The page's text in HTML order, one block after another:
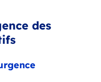
des